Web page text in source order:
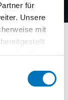
für
Unsere
mit